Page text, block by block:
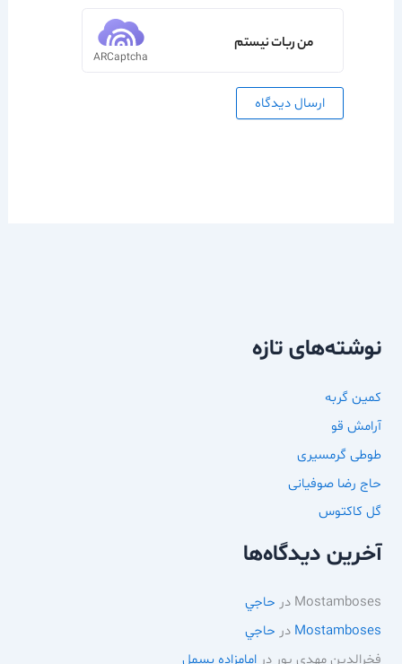
من ربات نیستم
ARCaptcha
نوشته‌های تازه
کمین گربه
آرامش قو
طوطی گرمسیری
حاج رضا صوفیانی
گل کاکتوس
آخرین دیدگاه‌ها
Mostamboses در حاجي
Mostamboses در حاجي
فخرالدین مهدی پور درامامزاده بسمل